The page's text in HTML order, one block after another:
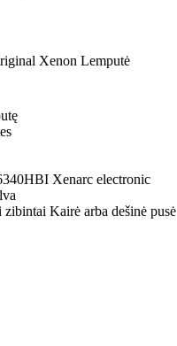
Xenon Lemputė
Xenarc electronic
Kairė arba dešinė pusė